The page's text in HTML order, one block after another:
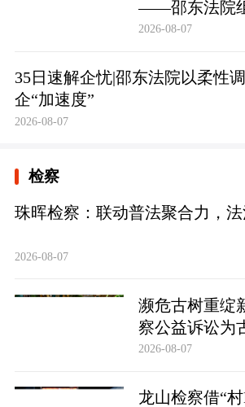
——邵东法院
毒教育基地参
2026-08-07
35日速解企忧|邵东法院以柔性
企“加速度”
2026-08-07
检察
珠晖检察：联动普法聚合力，
2026-08-07
濒危古树重
察公益诉讼为
治“保护伞”
2026-08-07
龙山检察借“